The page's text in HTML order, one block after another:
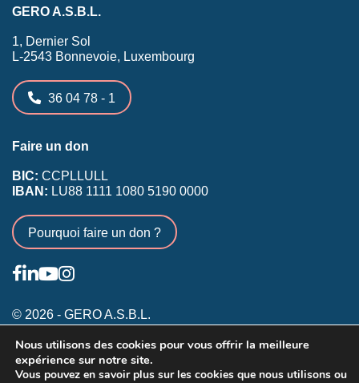
GERO A.S.B.L.
1, Dernier Sol
L-2543 Bonnevoie, Luxembourg
36 04 78 - 1
Faire un don
BIC: CCPLLULL
IBAN: LU88 1111 1080 5190 0000
Pourquoi faire un don ?
© 2026 - GERO A.S.B.L.
Conditions générales
Inscription membres existants
Nous utilisons des cookies pour vous offrir la meilleure
expérience sur notre site.
Vous pouvez en savoir plus sur les cookies que nous utilisons ou